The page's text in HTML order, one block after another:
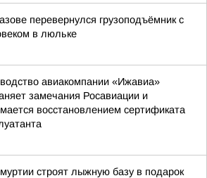
перевернулся грузоподъёмник с
в люльке
авиакомпании «Ижавиа»
замечания Росавиации и
восстановлением сертификата
строят лыжную базу в подарок